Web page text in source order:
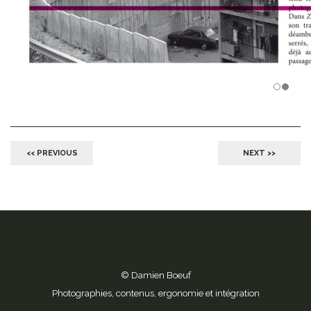
<< PREVIOUS NEXT >>
© Damien Boeuf
Photographies, contenus, ergonomie et intégration